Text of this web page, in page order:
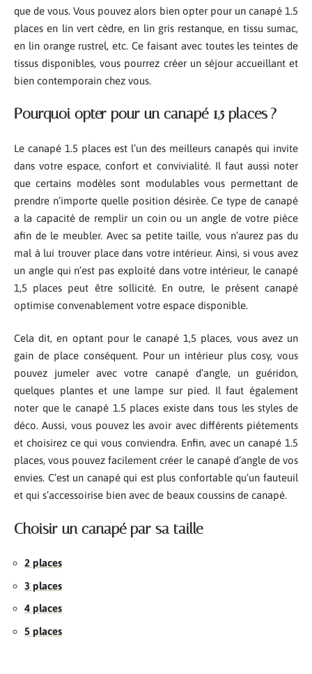
que de vous. Vous pouvez alors bien opter pour un canapé 1.5
places en lin vert cèdre, en lin gris restanque, en tissu sumac,
en lin orange rustrel, etc. Ce faisant avec toutes les teintes de
tissus disponibles, vous pourrez créer un séjour accueillant et
bien contemporain chez vous.
Pourquoi opter pour un canapé 1,5 places ?
Le canapé 1.5 places est l’un des meilleurs canapés qui invite
dans votre espace, confort et convivialité. Il faut aussi noter
que certains modèles sont modulables vous permettant de
prendre n’importe quelle position désirée. Ce type de canapé
a la capacité de remplir un coin ou un angle de votre pièce
afin de le meubler. Avec sa petite taille, vous n’aurez pas du
mal à lui trouver place dans votre intérieur. Ainsi, si vous avez
un angle qui n’est pas exploité dans votre intérieur, le canapé
1,5 places peut être sollicité. En outre, le présent canapé
optimise convenablement votre espace disponible.
Cela dit, en optant pour le canapé 1,5 places, vous avez un
gain de place conséquent. Pour un intérieur plus cosy, vous
pouvez jumeler avec votre canapé d’angle, un guéridon,
quelques plantes et une lampe sur pied. Il faut également
noter que le canapé 1.5 places existe dans tous les styles de
déco. Aussi, vous pouvez les avoir avec différents piétements
et choisirez ce qui vous conviendra. Enfin, avec un canapé 1.5
places, vous pouvez facilement créer le canapé d’angle de vos
envies. C’est un canapé qui est plus confortable qu’un fauteuil
et qui s’accessoirise bien avec de beaux coussins de canapé.
Choisir un canapé par sa taille
2 places
3 places
4 places
5 places